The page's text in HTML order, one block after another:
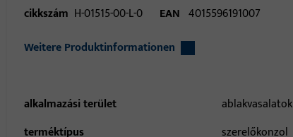
cikkszám H-01515-00-L-0 EAN 4015596191007
Weitere Produktinformationen
alkalmazási terület
ablakvasalatok
terméktípus
szerelőkonzol